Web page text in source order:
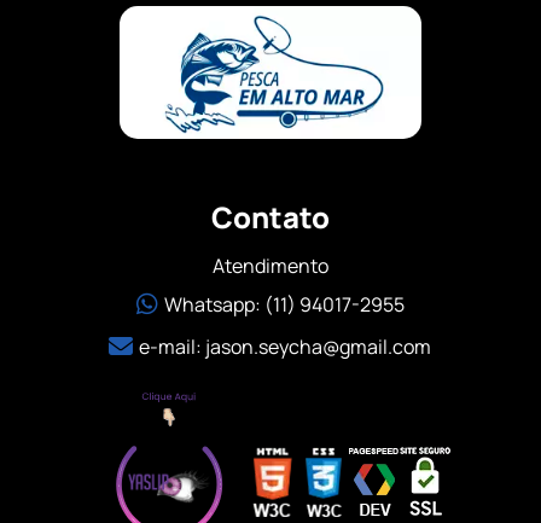
Contato
Atendimento
Whatsapp: (11) 94017-2955
e-mail: jason.seycha@gmail.com